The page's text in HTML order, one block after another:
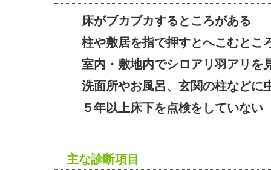
床がブカブカするところがある
柱や敷居を指で押すとへこむとこ
室内・敷地内でシロアリ羽アリを
洗面所やお風呂、玄関の柱などに
５年以上床下を点検をしていない
主な診断項目